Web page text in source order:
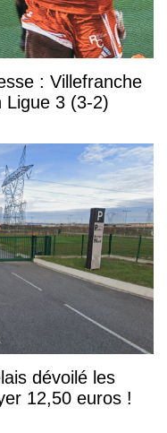
: Villefranche
Ligue 3 (3-2)
dévoilé les
12,50 euros !